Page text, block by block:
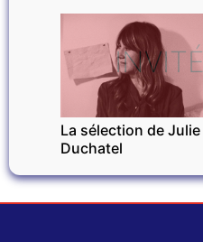
INVITÉ
La sélection de Julie
Duchatel